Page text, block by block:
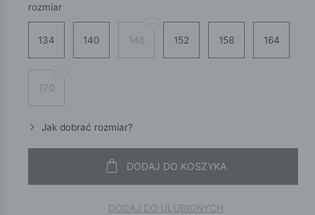
rozmiar
134 140 146 152 158 164
170
Jak dobrać rozmiar?
DODAJ DO KOSZYKA
DODAJ DO ULUBIONYCH